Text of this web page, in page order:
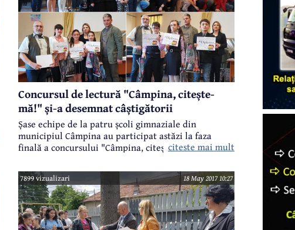
Concursul de lectură "Câmpina, citește-
mă!" și-a desemnat câștigătorii
Șase echipe de la patru școli gimnaziale din
municipiul Câmpina au participat astăzi la faza
finală a concursului "Câmpina, citește-mă!". Este
de clasa a IV-a, organizat de Biblioteca Municipală
"Dr. C.I. Istrati", în parteneriat cu Casa de Cultură
"Geo Bogza".
citeste mai mult
7899 vizualizari 18 May 2017 10:27